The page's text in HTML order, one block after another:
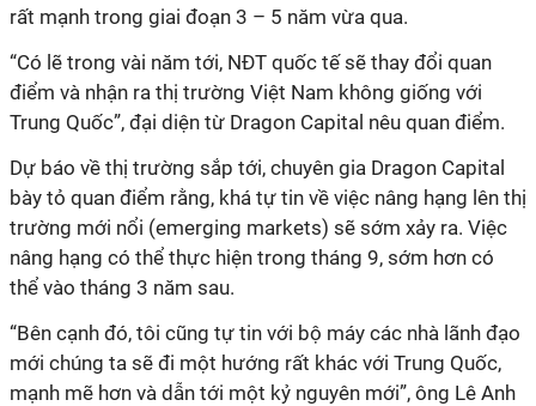
rất mạnh trong giai đoạn 3 – 5 năm vừa qua.
“Có lẽ trong vài năm tới, NĐT quốc tế sẽ thay đổi quan
điểm và nhận ra thị trường Việt Nam không giống với
Trung Quốc”, đại diện từ Dragon Capital nêu quan điểm.
Dự báo về thị trường sắp tới, chuyên gia Dragon Capital
bày tỏ quan điểm rằng, khá tự tin về việc nâng hạng lên thị
trường mới nổi (emerging markets) sẽ sớm xảy ra. Việc
nâng hạng có thể thực hiện trong tháng 9, sớm hơn có
thể vào tháng 3 năm sau.
“Bên cạnh đó, tôi cũng tự tin với bộ máy các nhà lãnh đạo
mới chúng ta sẽ đi một hướng rất khác với Trung Quốc,
mạnh mẽ hơn và dẫn tới một kỷ nguyên mới”, ông Lê Anh